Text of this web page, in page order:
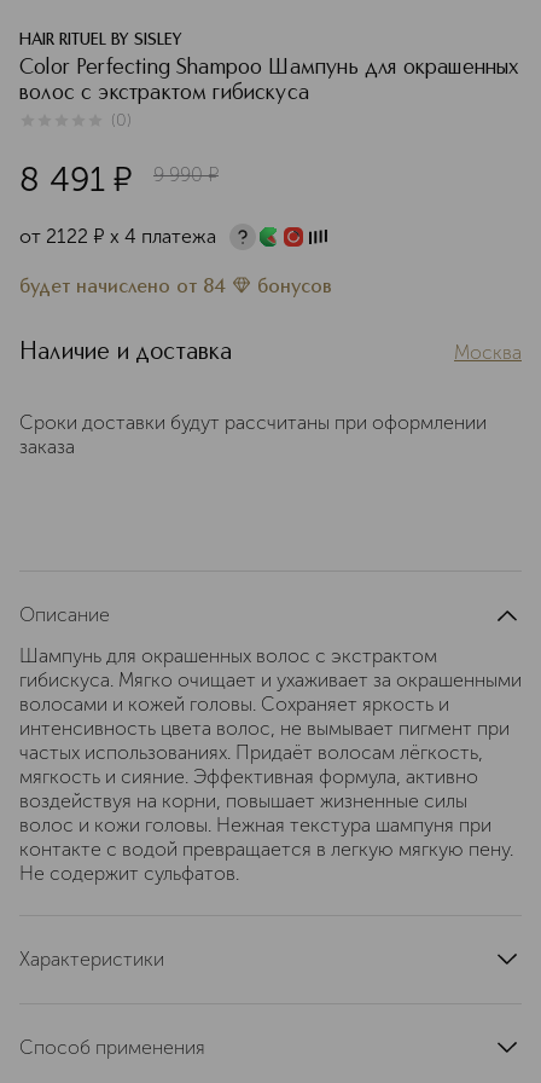
HAIR RITUEL BY SISLEY
Color Perfecting Shampoo Шампунь для окрашенных
волос с экстрактом гибискуса
(0)
8 491 ¤ 9 990 ¤
от 2122 ¤ х 4 платежа
будет начислено от 84 бонусов
Наличие и доставка Москва
Сроки доставки будут рассчитаны при оформлении
заказа
Описание
Шампунь для окрашенных волос с экстрактом
гибискуса. Мягко очищает и ухаживает за окрашенными
волосами и кожей головы. Сохраняет яркость и
интенсивность цвета волос, не вымывает пигмент при
частых использованиях. Придаёт волосам лёгкость,
мягкость и сияние. Эффективная формула, активно
воздействуя на корни, повышает жизненные силы
волос и кожи головы. Нежная текстура шампуня при
контакте с водой превращается в легкую мягкую пену.
Не содержит сульфатов.
Характеристики
область применения
Способ применения